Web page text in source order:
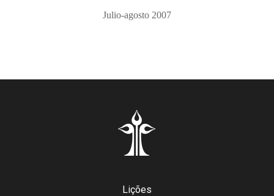
Julio-agosto 2007
Lições